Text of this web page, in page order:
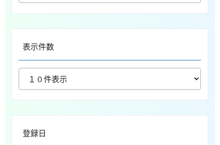
表示件数
登録日